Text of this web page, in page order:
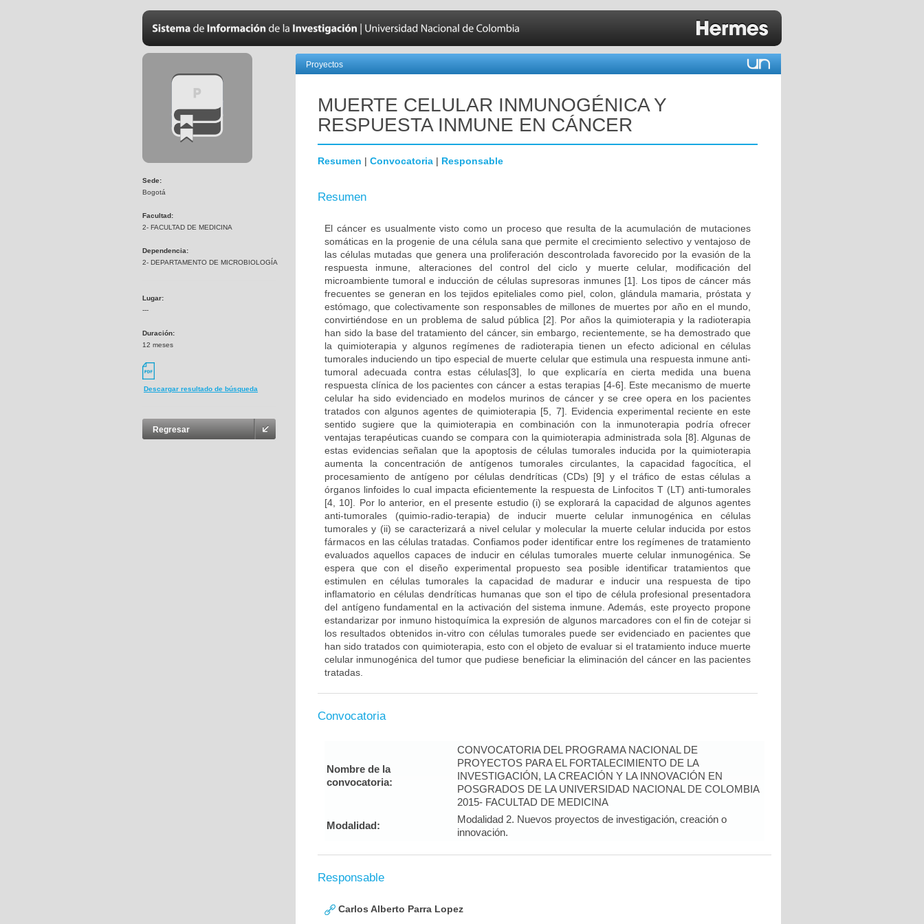
Sede:
Bogotá
Facultad:
2- FACULTAD DE MEDICINA
Dependencia:
2- DEPARTAMENTO DE MICROBIOLOGÍA
Lugar:
---
Duración:
12 meses
Descargar resultado de búsqueda
Regresar
Proyectos
MUERTE CELULAR INMUNOGÉNICA Y
RESPUESTA INMUNE EN CÁNCER
Resumen | Convocatoria | Responsable
Resumen
El cáncer es usualmente visto como un proceso que resulta de la acumulación de mutaciones
somáticas en la progenie de una célula sana que permite el crecimiento selectivo y ventajoso de
las células mutadas que genera una proliferación descontrolada favorecido por la evasión de la
respuesta inmune, alteraciones del control del ciclo y muerte celular, modificación del
microambiente tumoral e inducción de células supresoras inmunes [1]. Los tipos de cáncer más
frecuentes se generan en los tejidos epiteliales como piel, colon, glándula mamaria, próstata y
estómago, que colectivamente son responsables de millones de muertes por año en el mundo,
convirtiéndose en un problema de salud pública [2]. Por años la quimioterapia y la radioterapia
han sido la base del tratamiento del cáncer, sin embargo, recientemente, se ha demostrado que
la quimioterapia y algunos regímenes de radioterapia tienen un efecto adicional en células
tumorales induciendo un tipo especial de muerte celular que estimula una respuesta inmune anti-
tumoral adecuada contra estas células[3], lo que explicaría en cierta medida una buena
respuesta clínica de los pacientes con cáncer a estas terapias [4-6]. Este mecanismo de muerte
celular ha sido evidenciado en modelos murinos de cáncer y se cree opera en los pacientes
tratados con algunos agentes de quimioterapia [5, 7]. Evidencia experimental reciente en este
sentido sugiere que la quimioterapia en combinación con la inmunoterapia podría ofrecer
ventajas terapéuticas cuando se compara con la quimioterapia administrada sola [8]. Algunas de
estas evidencias señalan que la apoptosis de células tumorales inducida por la quimioterapia
aumenta la concentración de antígenos tumorales circulantes, la capacidad fagocítica, el
procesamiento de antígeno por células dendríticas (CDs) [9] y el tráfico de estas células a
órganos linfoides lo cual impacta eficientemente la respuesta de Linfocitos T (LT) anti-tumorales
[4, 10]. Por lo anterior, en el presente estudio (i) se explorará la capacidad de algunos agentes
anti-tumorales (quimio-radio-terapia) de inducir muerte celular inmunogénica en células
tumorales y (ii) se caracterizará a nivel celular y molecular la muerte celular inducida por estos
fármacos en las células tratadas. Confiamos poder identificar entre los regímenes de tratamiento
evaluados aquellos capaces de inducir en células tumorales muerte celular inmunogénica. Se
espera que con el diseño experimental propuesto sea posible identificar tratamientos que
estimulen en células tumorales la capacidad de madurar e inducir una respuesta de tipo
inflamatorio en células dendríticas humanas que son el tipo de célula profesional presentadora
del antígeno fundamental en la activación del sistema inmune. Además, este proyecto propone
estandarizar por inmuno histoquímica la expresión de algunos marcadores con el fin de cotejar si
los resultados obtenidos in-vitro con células tumorales puede ser evidenciado en pacientes que
han sido tratados con quimioterapia, esto con el objeto de evaluar si el tratamiento induce muerte
celular inmunogénica del tumor que pudiese beneficiar la eliminación del cáncer en las pacientes
tratadas.
Convocatoria
Nombre de la
convocatoria:
CONVOCATORIA DEL PROGRAMA NACIONAL DE
PROYECTOS PARA EL FORTALECIMIENTO DE LA
INVESTIGACIÓN, LA CREACIÓN Y LA INNOVACIÓN EN
POSGRADOS DE LA UNIVERSIDAD NACIONAL DE COLOMBIA
2015- FACULTAD DE MEDICINA
Modalidad:
Modalidad 2. Nuevos proyectos de investigación, creación o
innovación.
Responsable
Carlos Alberto Parra Lopez